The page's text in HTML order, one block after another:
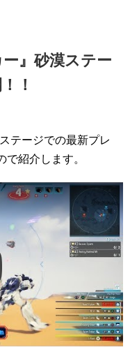
』砂漠ステー
！
テージでの最新プレ
紹介します。